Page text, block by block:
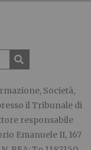
Società,
il Tribunale di
responsabile
Emanuele II, 167